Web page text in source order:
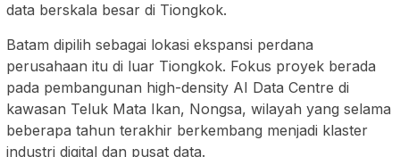
data berskala besar di Tiongkok.
Batam dipilih sebagai lokasi ekspansi perdana
perusahaan itu di luar Tiongkok. Fokus proyek berada
pada pembangunan high-density AI Data Centre di
kawasan Teluk Mata Ikan, Nongsa, wilayah yang selama
beberapa tahun terakhir berkembang menjadi klaster
industri digital dan pusat data.